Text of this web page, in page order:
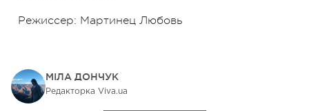
Режиссер: Мартинец Любовь
МІЛА ДОНЧУК
Редакторка Viva.ua